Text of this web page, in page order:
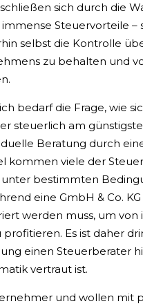
sich durch die
Steuervorteile –
selbst die Kontrolle
zu behalten und
bedarf die Frage, wie
steuerlich am
Beratung durch
kommen viele der
bestimmten
eine GmbH & Co.
werden muss, um von
profitieren. Es ist daher
einen Steuerberater
vertraut ist.
und wollen mit